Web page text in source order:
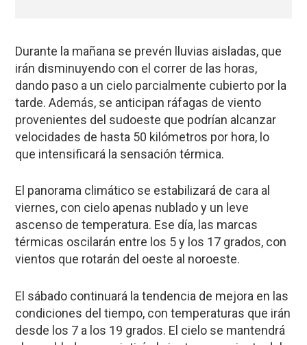
Durante la mañana se prevén lluvias aisladas, que
irán disminuyendo con el correr de las horas,
dando paso a un cielo parcialmente cubierto por la
tarde. Además, se anticipan ráfagas de viento
provenientes del sudoeste que podrían alcanzar
velocidades de hasta 50 kilómetros por hora, lo
que intensificará la sensación térmica.
El panorama climático se estabilizará de cara al
viernes, con cielo apenas nublado y un leve
ascenso de temperatura. Ese día, las marcas
térmicas oscilarán entre los 5 y los 17 grados, con
vientos que rotarán del oeste al noroeste.
El sábado continuará la tendencia de mejora en las
condiciones del tiempo, con temperaturas que irán
desde los 7 a los 19 grados. El cielo se mantendrá